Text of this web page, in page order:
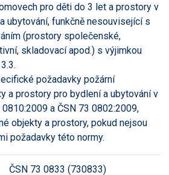
pro děti do 3 let a prostory v
ubytování, funkčně nesouvisející s
(prostory společenské,
skladovací apod.) s výjimkou
požadavky požární
a prostory pro bydlení a ubytování v
a ČSN 73 0802:2009,
objekty a prostory, pokud nejsou
požadavky této normy.
ČSN 73 0833 (730833)